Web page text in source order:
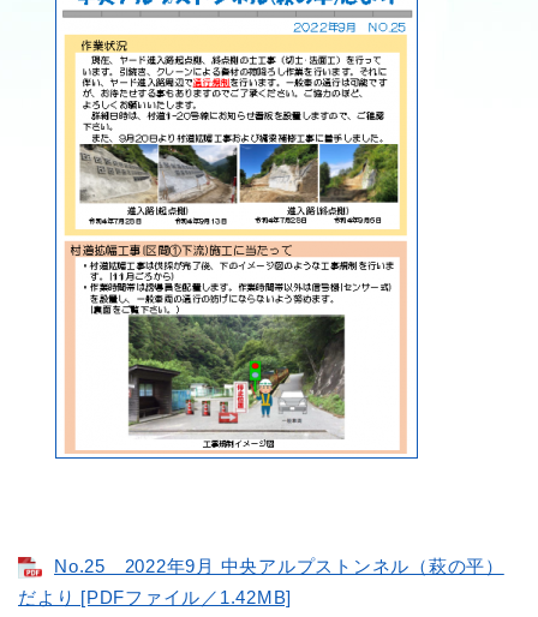
No.25 2022年9月 中央アルプストンネル（萩の平）
だより [PDFファイル／1.42MB]